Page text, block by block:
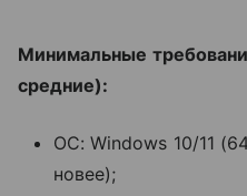
Минимальные
средние):
ОС: Windows 10/11
новее);